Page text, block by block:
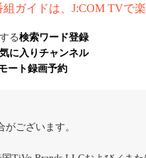
組ガイドは、J:COM TVで
る検索ワード登録
に入りチャンネル
ート録画予約
ございます。